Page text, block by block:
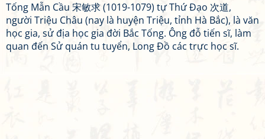
Tống Mẫn Cầu 宋敏求 (1019-1079) tự Thứ Đạo 次道,
người Triệu Châu (nay là huyện Triệu, tỉnh Hà Bắc), là văn
học gia, sử địa học gia đời Bắc Tống. Ông đỗ tiến sĩ, làm
quan đến Sử quán tu tuyển, Long Đồ các trực học sĩ.